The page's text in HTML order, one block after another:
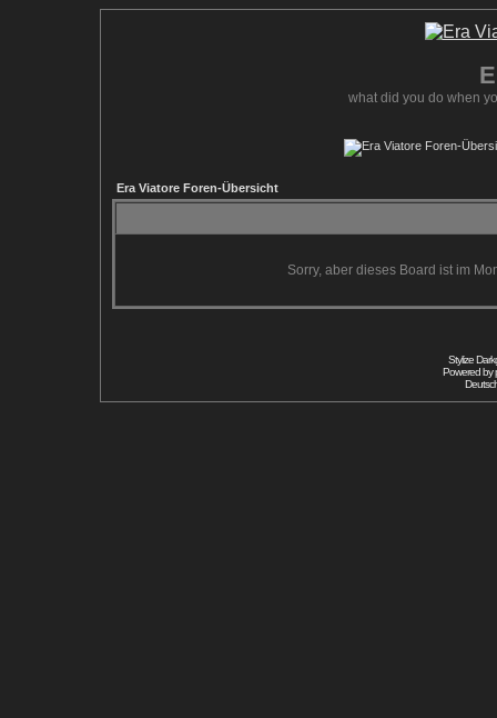
what did you do when
Era Viatore Foren-Übersicht
Sorry, aber dieses Board ist im
Stylize
Powered by